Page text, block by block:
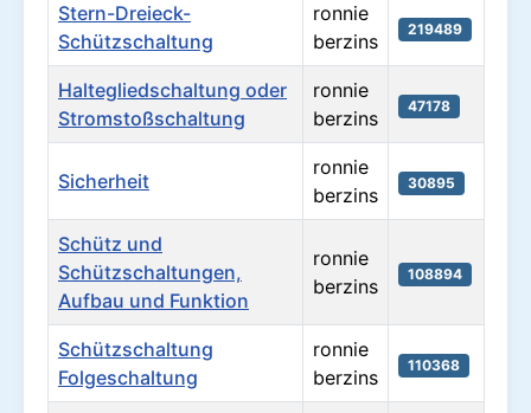
Stern-Dreieck-
Schützschaltung
ronnie
berzins
219489
Haltegliedschaltung oder
Stromstoßschaltung
ronnie
berzins
47178
Sicherheit
ronnie
berzins
30895
Schütz und
Schützschaltungen,
Aufbau und Funktion
ronnie
berzins
108894
Schützschaltung
Folgeschaltung
ronnie
berzins
110368